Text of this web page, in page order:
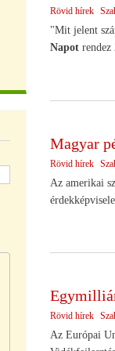
Rövid hírek
"Mit jelent
Napot rendez
Magyar
Rövid hírek
Az amerikai
Rövid hírek
Az Európai